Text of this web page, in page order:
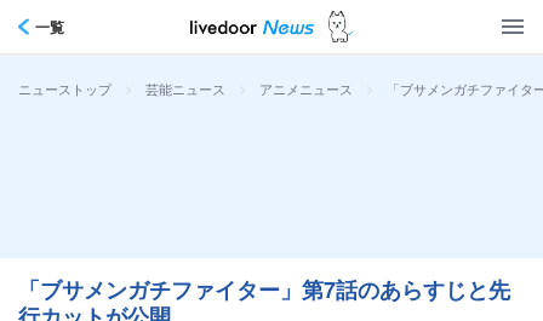
一覧
ニューストップ > 芸能ニュース > アニメニュース > 「ブサメンガチファイ
「ブサメンガチファイター」第7話のあらすじと先